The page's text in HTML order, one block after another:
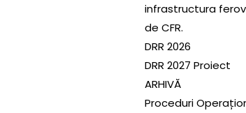
infrastructura
de CFR.
DRR 2026
DRR 2027 Proiect
ARHIVĂ
Proceduri